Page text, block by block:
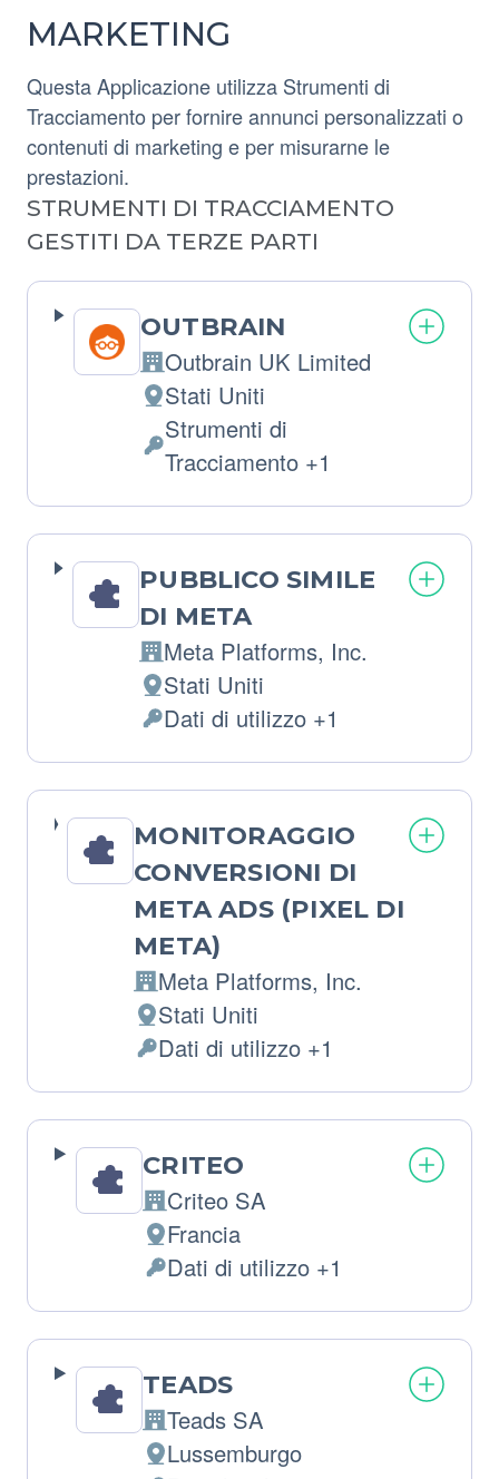
MARKETING
Questa Applicazione utilizza Strumenti di
Tracciamento per fornire annunci personalizzati o
contenuti di marketing e per misurarne le
prestazioni.
STRUMENTI DI TRACCIAMENTO
GESTITI DA TERZE PARTI
OUTBRAIN
Azienda:
Outbrain UK Limited
Luogo
del
trattamento:
Stati Uniti
Dati
trattati:
Strumenti di
Tracciamento +1
PUBBLICO SIMILE
DI META
Azienda:
Meta Platforms, Inc.
Luogo
del
trattamento:
Stati Uniti
Dati
Personali
trattati:
Dati di utilizzo +1
MONITORAGGIO
CONVERSIONI DI
META ADS (PIXEL DI
META)
Azienda:
Meta Platforms, Inc.
Luogo
del
trattamento:
Stati Uniti
Dati
Personali
trattati:
Dati di utilizzo +1
CRITEO
Azienda:
Criteo SA
Luogo
del
trattamento:
Francia
Dati
Personali
trattati:
Dati di utilizzo +1
TEADS
Azienda:
Teads SA
Luogo
Lussemburgo